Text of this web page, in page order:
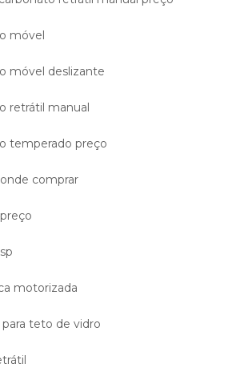
móvel
móvel deslizante
retrátil manual
temperado preço
comprar
motorizada
teto de vidro